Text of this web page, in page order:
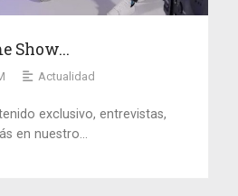
Show...
Actualidad
exclusivo, entrevistas,
en nuestro...